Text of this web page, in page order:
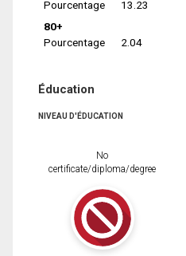
Pourcentage
13.23
80+
Pourcentage
2.04
Éducation
NIVEAU D'ÉDUCATION
No
certificate/diploma/degree